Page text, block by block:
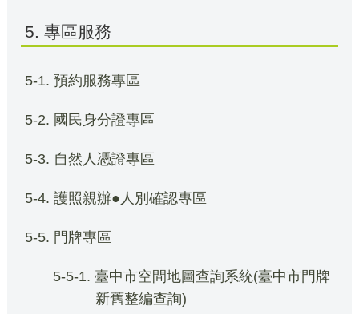
5. 專區服務
5-1. 預約服務專區
5-2. 國民身分證專區
5-3. 自然人憑證專區
5-4. 護照親辦●人別確認專區
5-5. 門牌專區
5-5-1. 臺中市空間地圖查詢系統(臺中市門牌
新舊整編查詢)